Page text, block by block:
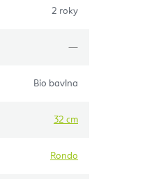
2 roky
—
Bio bavlna
32 cm
Rondo